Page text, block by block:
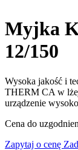
Myjka
12/150
Wysoka jakość i
THERM CA w
urządzenie
Cena do
Zapytaj o cenę